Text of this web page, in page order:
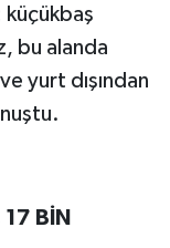
bu alanda
yurt dışından
17 BİN